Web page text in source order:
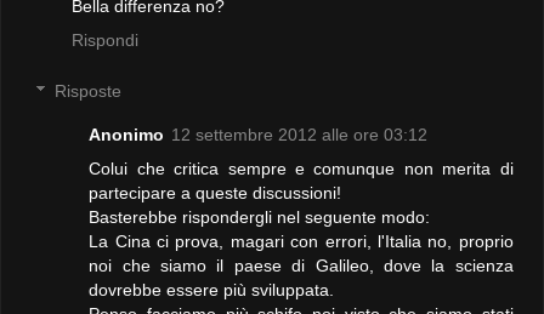
Bella differenza no?
Rispondi
Risposte
Anonimo 12 settembre 2012 alle ore 03:12
Colui che critica sempre e comunque non merita di
partecipare a queste discussioni!
Basterebbe rispondergli nel seguente modo:
La Cina ci prova, magari con errori, l'Italia no, proprio
noi che siamo il paese di Galileo, dove la scienza
dovrebbe essere più sviluppata.